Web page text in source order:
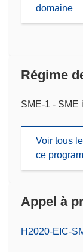
domaine
Régime
SME-1 - SME
Voir tous
ce
Appel à
(s’ouvre
H2020-EIC-